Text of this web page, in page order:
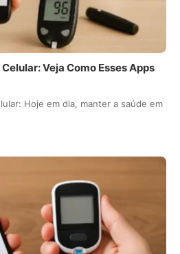
Veja Como Esses Apps
Hoje em dia, manter a saúde em